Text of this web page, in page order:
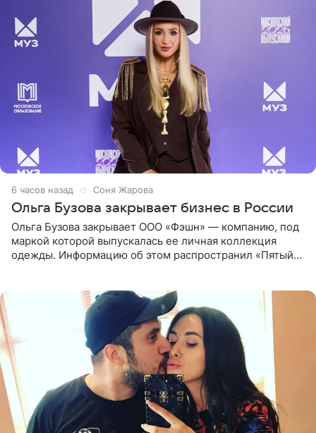
6 часов назад Соня Жарова
Ольга Бузова закрывает бизнес в России
Ольга Бузова закрывает ООО «Фэшн» — компанию, под
маркой которой выпускалась ее личная коллекция
одежды. Информацию об этом распространил «Пятый